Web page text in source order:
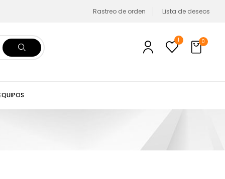
Rastreo de orden Lista de deseos
1 0